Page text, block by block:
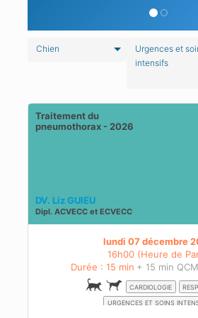
Chien
Urgences et
intensifs
Traitement du
pneumothorax - 2026
DV. Liz GUIEU
Dipl. ACVECC et ECVECC
lundi 07 décembre
16h00 (Heure de
Durée : 15 min + 15 min
CARDIOLOGIE
URGENCES ET SOINS